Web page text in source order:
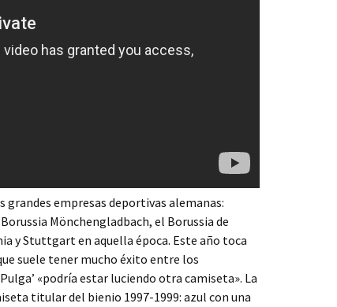
grandes empresas deportivas alemanas:
Mönchengladbach, el Borussia de
y Stuttgart en aquella época. Este año toca
suele tener mucho éxito entre los
«podría estar luciendo otra camiseta». La
titular del bienio 1997-1999: azul con una